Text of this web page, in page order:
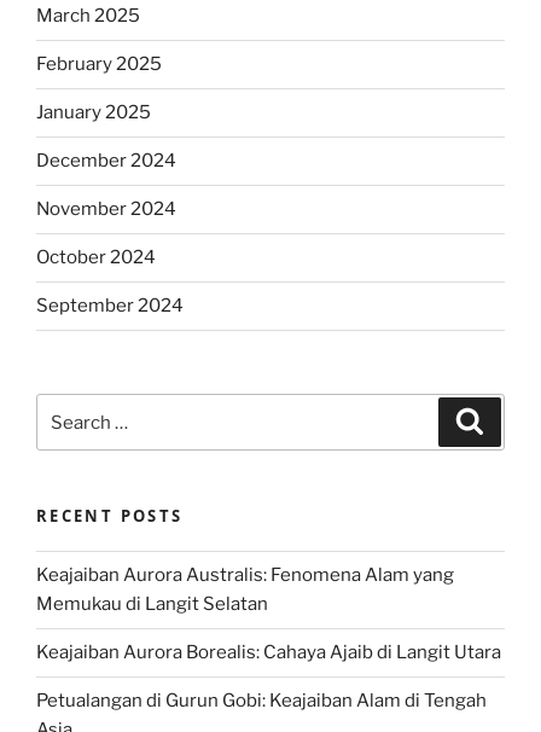
March 2025
February 2025
January 2025
December 2024
November 2024
October 2024
September 2024
for:
RECENT POSTS
Keajaiban Aurora Australis: Fenomena Alam yang
Memukau di Langit Selatan
Keajaiban Aurora Borealis: Cahaya Ajaib di Langit Utara
Petualangan di Gurun Gobi: Keajaiban Alam di Tengah